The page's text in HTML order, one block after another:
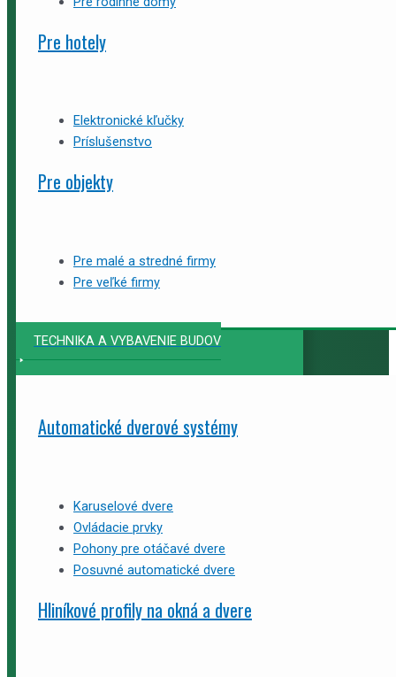
Pre hotely
Elektronické kľučky
Príslušenstvo
Pre objekty
Pre malé a stredné firmy
Pre veľké firmy
TECHNIKA A VYBAVENIE BUDOV
Automatické dverové systémy
Karuselové dvere
Ovládacie prvky
Pohony pre otáčavé dvere
Posuvné automatické dvere
Hliníkové profily na okná a dvere